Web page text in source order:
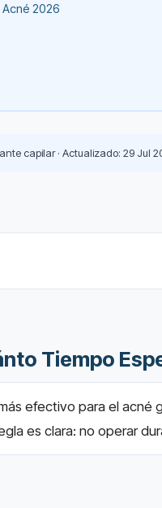
2026
capilar · Actualizado: 29 Jul
Tiempo
efectivo para el
es clara: no operar